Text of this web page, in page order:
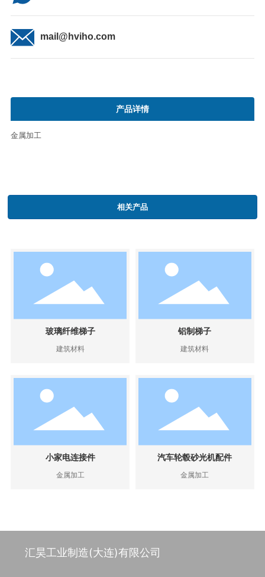
mail@hviho.com
产品详情
金属加工
相关产品
玻璃纤维梯子
建筑材料
铝制梯子
建筑材料
小家电连接件
金属加工
汽车轮毂砂光机配件
金属加工
汇昊工业制造(大连)有限公司